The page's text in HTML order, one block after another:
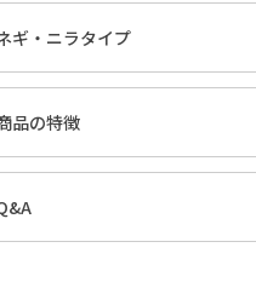
ギ・ニラタイプ
品の特徴